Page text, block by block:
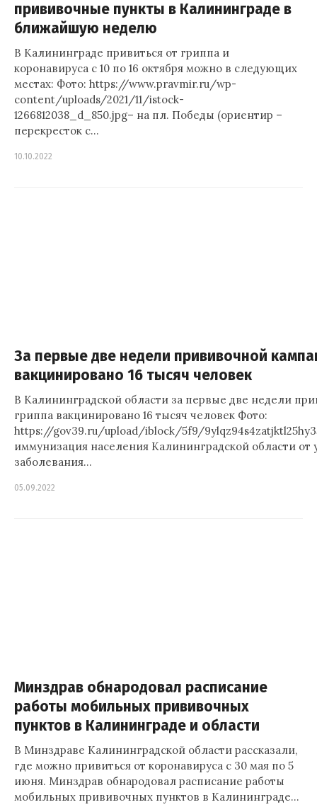
прививочные пункты в Калининграде в
ближайшую неделю
В Калининграде привиться от гриппа и
коронавируса с 10 по 16 октября можно в следующих
местах: Фото: https://www.pravmir.ru/wp-
content/uploads/2021/11/istock-
1266812038_d_850.jpg– на пл. Победы (ориентир –
перекресток с…
10.10.2022
За первые две недели прививочной
вакцинировано 16 тысяч человек
В Калининградской области за первые две недели
гриппа вакцинировано 16 тысяч человек Фото:
https://gov39.ru/upload/iblock/5f9/
иммунизация населения Калининградской области от
заболевания…
05.09.2022
Минздрав обнародовал расписание
работы мобильных прививочных
пунктов в Калининграде и области
В Минздраве Калининградской области рассказали,
где можно привиться от коронавируса с 30 мая по 5
июня. Минздрав обнародовал расписание работы
мобильных прививочных пунктов в Калининграде…